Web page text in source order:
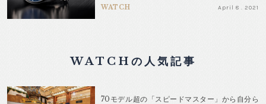
WATCH April 8 . 2021
WATCHの人気記事
70モデル超の「スピードマスター」から自分ら